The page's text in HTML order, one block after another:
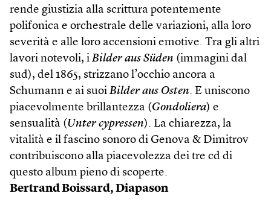
rende giustizia alla scrittura potentemente
polifonica e orchestrale delle variazioni, alla loro
severità e alle loro accensioni emotive. Tra gli altri
lavori notevoli, i Bilder aus Süden (immagini dal
sud), del 1865, strizzano l’occhio ancora a
Schumann e ai suoi Bilder aus Osten. E uniscono
piacevolmente brillantezza (Gondoliera) e
sensualità (Unter cypressen). La chiarezza, la
vitalità e il fascino sonoro di Genova & Dimitrov
contribuiscono alla piacevolezza dei tre cd di
questo album pieno di scoperte.
Bertrand Boissard, Diapason